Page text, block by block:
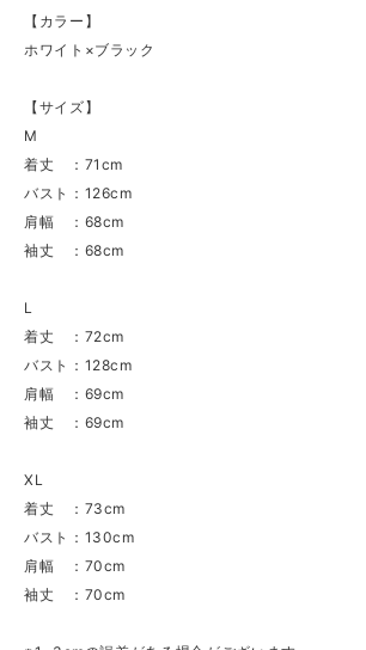
【カラー】
ホワイト×ブラック
【サイズ】
M
着丈 ：71cm
バスト：126cm
肩幅 ：68cm
袖丈 ：68cm
L
着丈 ：72cm
バスト：128cm
肩幅 ：69cm
袖丈 ：69cm
XL
着丈 ：73cm
バスト：130cm
肩幅 ：70cm
袖丈 ：70cm